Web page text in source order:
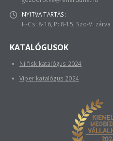
NYITVA TARTÁS:
H-Cs: 8-16, P: 8-15, Szo-V: zárva
KATALÓGUSOK
Nilfisk katalógus 2024
Viper katalógus 2024